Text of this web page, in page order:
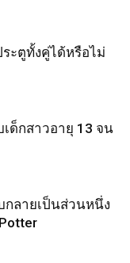
ะตูทั้งคู่ได้หรือไม่
ด็กสาวอายุ 13 จน
กลายเป็นส่วนหนึ่ง